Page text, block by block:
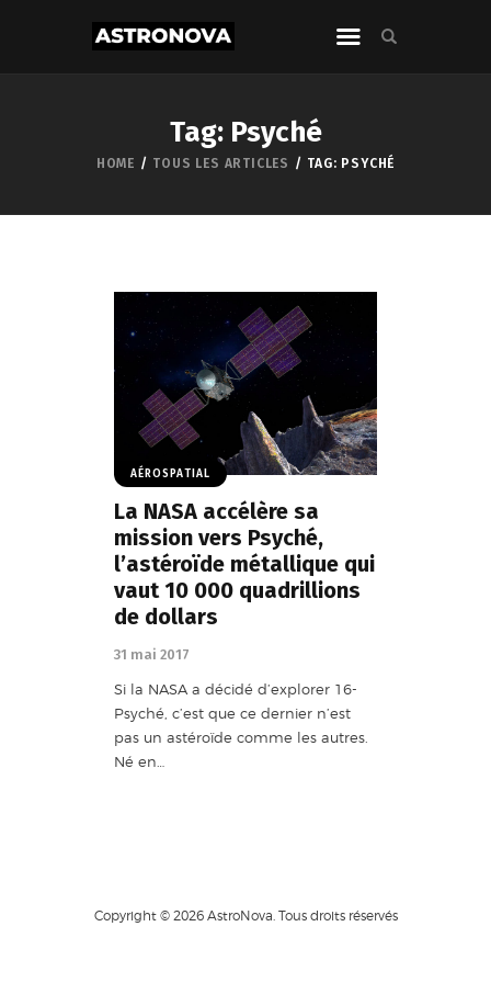
Tag: Psyché
HOME TOUS LES ARTICLES TAG: PSYCHÉ
AÉROSPATIAL
La NASA accélère sa
mission vers Psyché,
l’astéroïde métallique qui
vaut 10 000 quadrillions
de dollars
31 mai 2017
Si la NASA a décidé d’explorer 16-
Psyché, c’est que ce dernier n’est
pas un astéroïde comme les autres.
Né en…
Copyright © 2026 AstroNova. Tous droits réservés